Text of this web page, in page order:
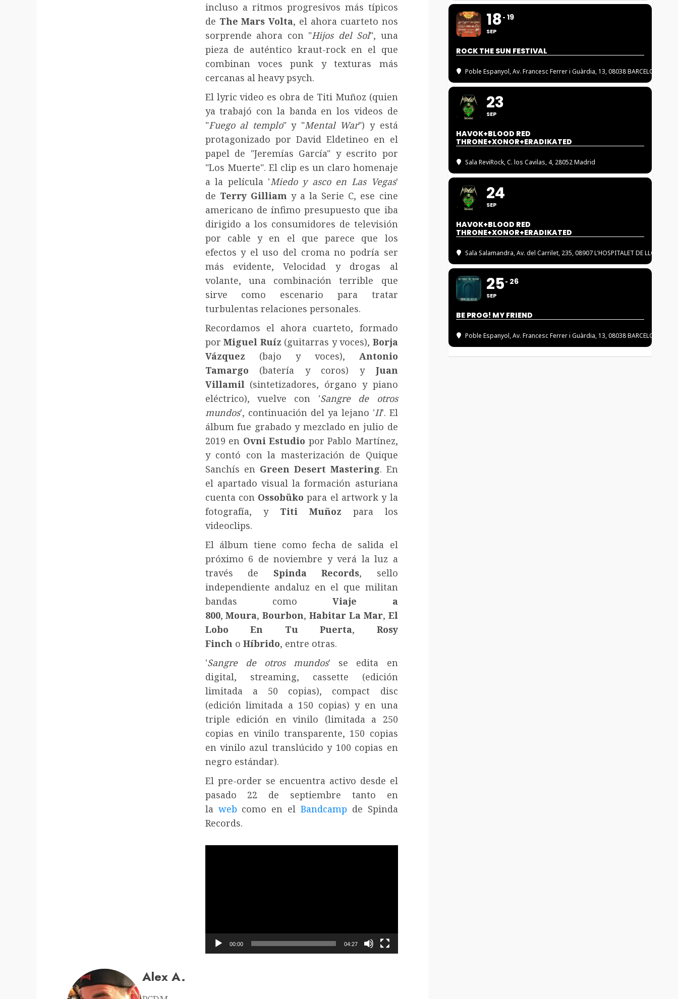
incluso a ritmos progresivos más típicos
de The Mars Volta, el ahora cuarteto nos
sorprende ahora con "Hijos del Sol", una
pieza de auténtico kraut-rock en el que
combinan voces punk y texturas más
cercanas al heavy psych.
El lyric video es obra de Titi Muñoz (quien
ya trabajó con la banda en los videos de
"Fuego al templo" y "Mental War") y está
protagonizado por David Eldetineo en el
papel de "Jeremías García" y escrito por
"Los Muerte". El clip es un claro homenaje
a la película 'Miedo y asco en Las Vegas'
de Terry Gilliam y a la Serie C, ese cine
americano de ínfimo presupuesto que iba
dirigido a los consumidores de televisión
por cable y en el que parece que los
efectos y el uso del croma no podría ser
más evidente, Velocidad y drogas al
volante, una combinación terrible que
sirve como escenario para tratar
turbulentas relaciones personales.
Recordamos el ahora cuarteto, formado
porMiguel Ruíz (guitarras y voces), Borja
Vázquez (bajo y voces), Antonio
Tamargo (batería y coros) y Juan
Villamil (sintetizadores, órgano y piano
eléctrico), vuelve con 'Sangre de otros
mundos', continuación del ya lejano 'II'. El
álbum fue grabado y mezclado en julio de
2019 en Ovni Estudio por Pablo Martínez,
y contó con la masterización de Quique
Sanchís en Green Desert Mastering. En
el apartado visual la formación asturiana
cuenta con Ossobüko para el artwork y la
fotografía, y Titi Muñoz para los
videoclips.
El álbum tiene como fecha de salida el
próximo 6 de noviembre y verá la luz a
través de Spinda Records, sello
independiente andaluz en el que militan
bandas comoViaje a
800,Moura,Bourbon,Habitar La Mar, El
Lobo En Tu Puerta, Rosy
Finch o Híbrido, entre otras.
'Sangre de otros mundos' se edita en
digital, streaming, cassette (edición
limitada a 50 copias), compact disc
(edición limitada a 150 copias) y en una
triple edición en vinilo (limitada a 250
copias en vinilo transparente, 150 copias
en vinilo azul translúcido y 100 copias en
negro estándar).
El pre-order se encuentra activo desde el
pasado 22 de septiembre tanto en
la web como en el Bandcamp de Spinda
Records.
00:00 04:27
Alex A.
18
SEP
19
ROCK THE SUN FESTIVAL
Poble Espanyol, Av. Francesc Ferrer i Guàrdia, 13, 08038 BARCELONA
23
SEP
HAVOK+BLOOD RED
THRONE+XONOR+ERADIKATED
Sala ReviRock, C. los Cavilas, 4, 28052 Madrid
24
SEP
HAVOK+BLOOD RED
THRONE+XONOR+ERADIKATED
Sala Salamandra, Av. del Carrilet, 235, 08907 L'HOSPITALET DE LLOBREGAT
25
SEP
26
BE PROG! MY FRIEND
Poble Espanyol, Av. Francesc Ferrer i Guàrdia, 13, 08038 BARCELONA